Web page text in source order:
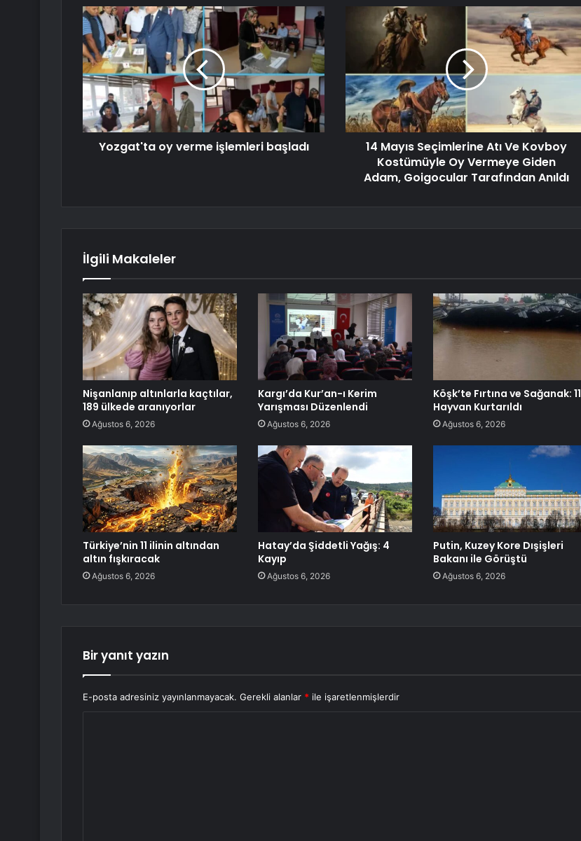
Yozgat'ta oy verme işlemleri başladı
14 Mayıs Seçimlerine Atı Ve Kovboy
Kostümüyle Oy Vermeye Giden
Adam, Goigocular Tarafından Anıldı
İlgili Makaleler
Nişanlanıp altınlarla kaçtılar,
189 ülkede aranıyorlar
Ağustos 6, 2026
Kargı’da Kur’an-ı Kerim
Yarışması Düzenlendi
Ağustos 6, 2026
Köşk’te Fırtına ve Sağanak: 11
Hayvan Kurtarıldı
Ağustos 6, 2026
Türkiye’nin 11 ilinin altından
altın fışkıracak
Ağustos 6, 2026
Hatay’da Şiddetli Yağış: 4
Kayıp
Ağustos 6, 2026
Putin, Kuzey Kore Dışişleri
Bakanı ile Görüştü
Ağustos 6, 2026
Bir yanıt yazın
E-posta adresiniz yayınlanmayacak. Gerekli alanlar * ile işaretlenmişlerdir